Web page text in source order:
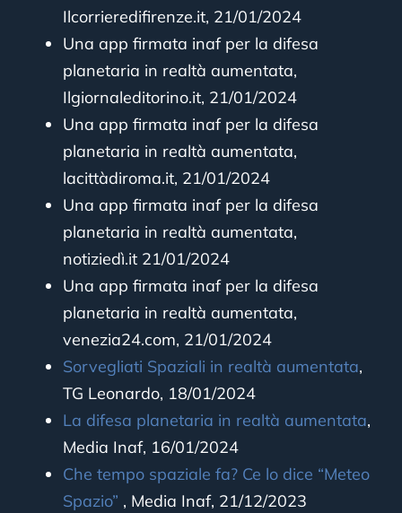
Ilcorrieredifirenze.it, 21/01/2024
Una app firmata inaf per la difesa
planetaria in realtà aumentata,
Ilgiornaleditorino.it, 21/01/2024
Una app firmata inaf per la difesa
planetaria in realtà aumentata,
lacittàdiroma.it, 21/01/2024
Una app firmata inaf per la difesa
planetaria in realtà aumentata,
notiziedì.it 21/01/2024
Una app firmata inaf per la difesa
planetaria in realtà aumentata,
venezia24.com, 21/01/2024
Sorvegliati Spaziali in realtà aumentata,
TG Leonardo, 18/01/2024
La difesa planetaria in realtà aumentata,
Media Inaf, 16/01/2024
Che tempo spaziale fa? Ce lo dice “Meteo
Spazio” , Media Inaf, 21/12/2023